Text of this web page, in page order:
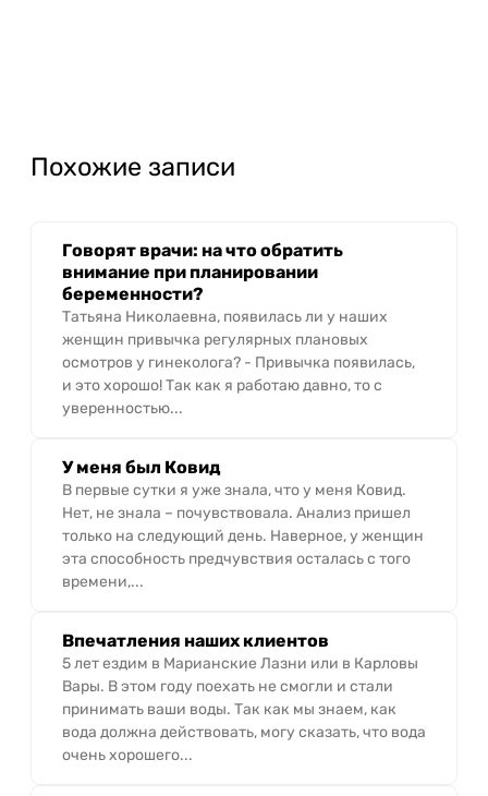
Похожие записи
Говорят врачи: на что обратить
внимание при планировании
беременности?
Татьяна Николаевна, появилась ли у наших
женщин привычка регулярных плановых
осмотров у гинеколога? - Привычка появилась,
и это хорошо! Так как я работаю давно, то с
уверенностью...
У меня был Ковид
В первые сутки я уже знала, что у меня Ковид.
Нет, не знала – почувствовала. Анализ пришел
только на следующий день. Наверное, у женщин
эта способность предчувствия осталась с того
времени,...
Впечатления наших клиентов
5 лет ездим в Марианские Лазни или в Карловы
Вары. В этом году поехать не смогли и стали
принимать ваши воды. Так как мы знаем, как
вода должна действовать, могу сказать, что вода
очень хорошего...